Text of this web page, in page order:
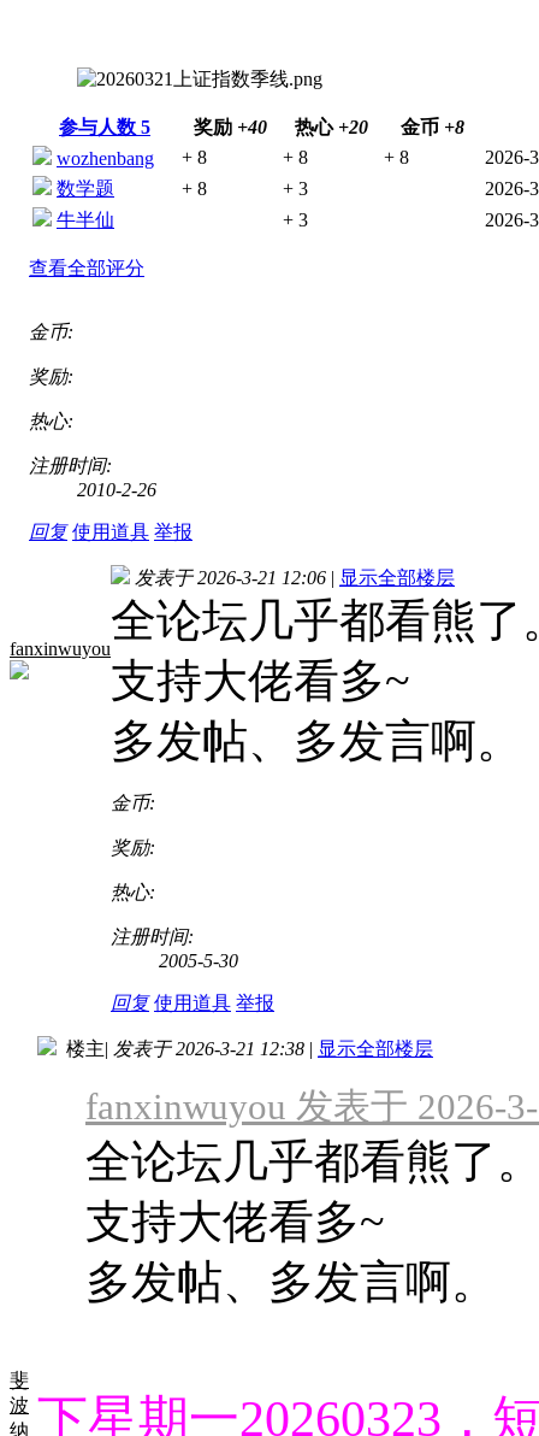
参与人数 5 奖励 +40 热心 +20 金币 +8
wozhenbang
+ 8 + 8 + 8
2026-
数学题
+ 8 + 3
2026-
牛半仙
+ 3 2026-
查看全部评分
金币:
奖励:
热心:
注册时间:
2010-2-26
回复 使用道具 举报
fanxinwuyou
发表于 2026-3-21 12:06 | 显示全部楼层
全论坛几乎都看熊了
支持大佬看多~
多发帖、多发言啊。
金币:
奖励:
热心:
注册时间:
2005-5-30
回复 使用道具 举报
斐
波
纳
楼主| 发表于 2026-3-21 12:38 | 显示全部楼层
fanxinwuyou 发表于 2026-
全论坛几乎都看熊了
支持大佬看多~
多发帖、多发言啊。
下星期一20260323，